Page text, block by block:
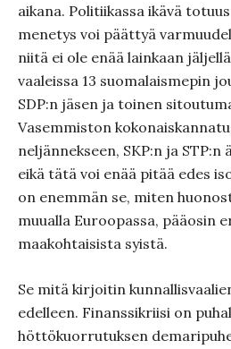
aikana. Politiikassa ikävä
menetys voi päättyä
niitä ei ole enää lainkaan
vaaleissa 13 suomalaismepin
SDP:n jäsen ja toinen
Vasemmiston
neljännekseen, SKP:n ja STP:n
eikä tätä voi enää pitää edes
on enemmän se, miten
muualla Euroopassa, pääosin
maakohtaisista syistä.
Se mitä kirjoitin
edelleen. Finanssikriisi on
höttökuorrutuksen